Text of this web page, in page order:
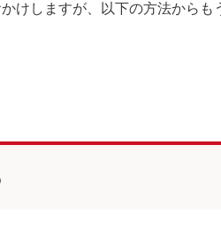
けしますが、以下の方法からも